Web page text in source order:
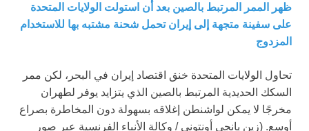
ظهر الممر المرتبط بالصين بعد أن استولت الولايات المتحدة
على سفينة متجهة إلى إيران تحمل شحنة مشتبه بها للاستخدام
المزدوج
تحاول الولايات المتحدة خنق اقتصاد إيران في البحر، لكن ممر
السكك الحديدية المرتبط بالصين الذي يتزايد يوفر لطهران
مخرجًا لا يمكن لواشنطن إغلاقه بسهولة دون المخاطرة بصراع
أوسع. (زين يانجي أونتونى / وكالة الأنباء الفرنسية عبر صور